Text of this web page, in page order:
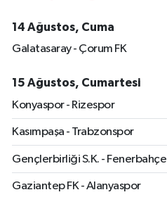
14 Ağustos, Cuma
Galatasaray - Çorum FK
15 Ağustos, Cumartesi
Konyaspor - Rizespor
Kasımpaşa - Trabzonspor
Gençlerbirliği S.K. - Fenerbahçe
Gaziantep FK - Alanyaspor